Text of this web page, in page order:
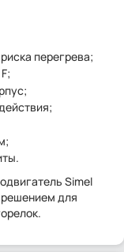
перегрева;
Simel
для